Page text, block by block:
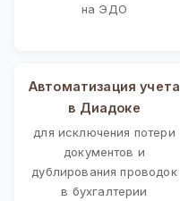
на ЭДО
Автоматизация учета
в Диадоке
для исключения потери
документов и
дублирования проводок
в бухгалтерии